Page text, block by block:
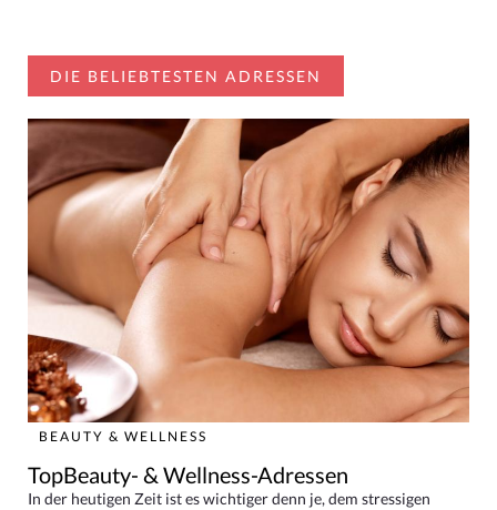
DIE BELIEBTESTEN ADRESSEN
BEAUTY & WELLNESS
TopBeauty- & Wellness-Adressen
In der heutigen Zeit ist es wichtiger denn je, dem stressigen